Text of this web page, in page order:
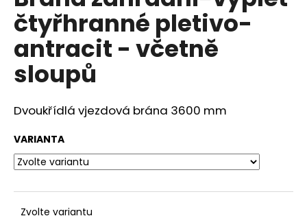
0,0
z
5
hvězdiček.
čtyřhranné pletivo-
antracit - včetně
sloupů
Dvoukřídlá vjezdová brána 3600 mm
VARIANTA
Zvolte variantu
a
j
í
t
?
HLEDAT